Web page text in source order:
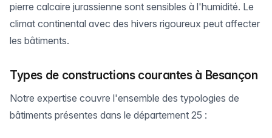
pierre calcaire jurassienne sont sensibles à l'humidité. Le
climat continental avec des hivers rigoureux peut affecter
les bâtiments.
Types de constructions courantes à Besançon
Notre expertise couvre l'ensemble des typologies de
bâtiments présentes dans le département 25 :